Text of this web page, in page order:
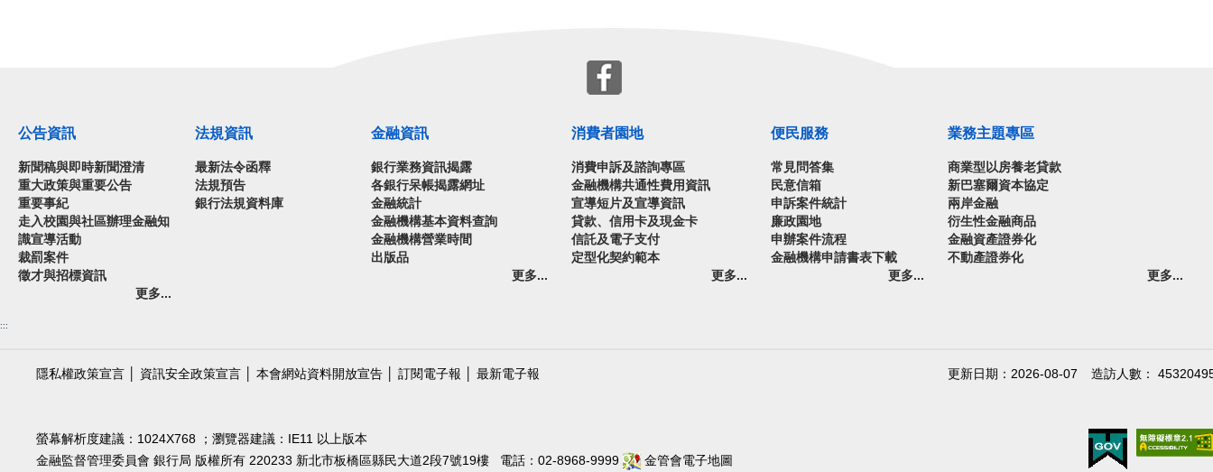
公告資訊
新聞稿與即時新聞澄清
重大政策與重要公告
重要事紀
走入校園與社區辦理金融知
識宣導活動
裁罰案件
徵才與招標資訊
更多...
法規資訊
最新法令函釋
法規預告
銀行法規資料庫
金融資訊
銀行業務資訊揭露
各銀行呆帳揭露網址
金融統計
金融機構基本資料查詢
金融機構營業時間
出版品
更多...
消費者園地
消費申訴及諮詢專區
金融機構共通性費用資訊
宣導短片及宣導資訊
貸款、信用卡及現金卡
信託及電子支付
定型化契約範本
更多...
便民服務
常見問答集
民意信箱
申訴案件統計
廉政園地
申辦案件流程
金融機構申請書表下載
更多...
業務主題專區
商業型以房養老貸款
新巴塞爾資本協定
兩岸金融
衍生性金融商品
金融資產證券化
不動產證券化
更多...
:::
隱私權政策宣言 資訊安全政策宣言 本會網站資料開放宣告 訂閱電子報 最新電子報 造訪人數：
更新日期：2026-08-07
螢幕解析度建議：1024X768 ；瀏覽器建議：IE11 以上版本
金融監督管理委員會 銀行局 版權所有 220233 新北市板橋區縣民大道2段7號19樓 電話：02-8968-9999
金管會電子地圖